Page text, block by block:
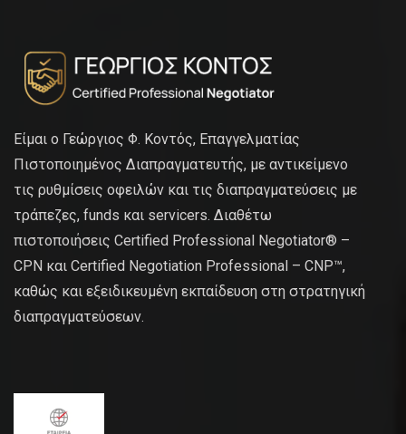
Είμαι ο Γεώργιος Φ. Κοντός, Επαγγελματίας
Πιστοποιημένος Διαπραγματευτής, με αντικείμενο
τις ρυθμίσεις οφειλών και τις διαπραγματεύσεις με
τράπεζες, funds και servicers. Διαθέτω
πιστοποιήσεις Certified Professional Negotiator® –
CPN και Certified Negotiation Professional – CNP™,
καθώς και εξειδικευμένη εκπαίδευση στη στρατηγική
διαπραγματεύσεων.